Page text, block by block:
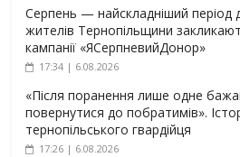
Серпень — найскладніший період
жителів Тернопільщини
кампанії «ЯСерпневийДонор»
17:34 | 6.08.2026
«Після поранення лише одне
повернутися до побратимів».
тернопільського гвардійця
17:26 | 6.08.2026